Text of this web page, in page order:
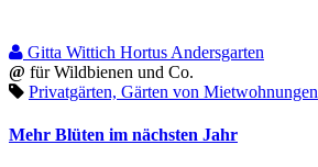
Gitta Wittich Hortus Andersgarten
@ für Wildbienen und Co.
Privatgärten, Gärten von Mietwohnungen
Mehr Blüten im nächsten Jahr